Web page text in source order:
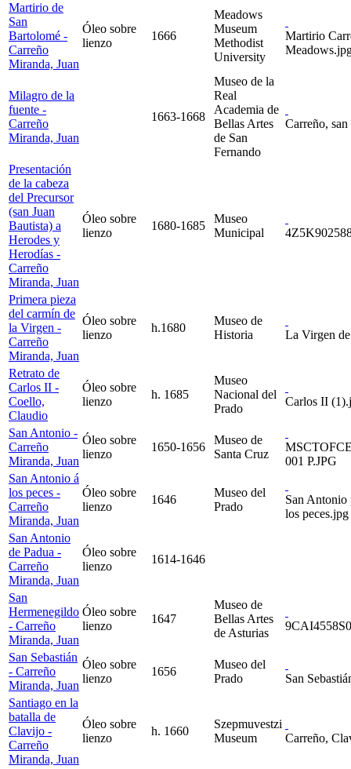
Martirio de
San
Bartolomé -
Carreño
Miranda, Juan
Óleo sobre
lienzo
1666
Meadows
Museum
Methodist
University
Martirio
Milagro de la
fuente -
Carreño
Miranda, Juan
1663-1668
Museo de la
Real
Academia de
Bellas Artes
de San
Fernando
Carreño,
Presentación
de la cabeza
del Precursor
(san Juan
Bautista) a
Herodes y
Herodías -
Carreño
Miranda, Juan
Óleo sobre
lienzo
1680-1685
Museo
Municipal
Primera pieza
del carmín de
la Virgen -
Carreño
Miranda, Juan
Óleo sobre
lienzo
h.1680
Museo de
Historia
La Virgen
Retrato de
Carlos II -
Coello,
Claudio
Óleo sobre
lienzo
h. 1685
Museo
Nacional del
Prado
Carlos II
San Antonio -
Carreño
Miranda, Juan
Óleo sobre
lienzo
1650-1656
Museo de
Santa Cruz
001 P.JPG
San Antonio á
los peces -
Carreño
Miranda, Juan
Óleo sobre
lienzo
1646
Museo del
Prado
San Antonio
los peces.jpg
San Antonio
de Padua -
Carreño
Miranda, Juan
Óleo sobre
lienzo
1614-1646
San
Hermenegildo
- Carreño
Miranda, Juan
Óleo sobre
lienzo
1647
Museo de
Bellas Artes
de Asturias
San Sebastián
- Carreño
Miranda, Juan
Óleo sobre
lienzo
1656
Museo del
Prado
San
Santiago en la
batalla de
Clavijo -
Carreño
Miranda, Juan
Óleo sobre
lienzo
h. 1660
Szepmuvestzi
Museum
Carreño,